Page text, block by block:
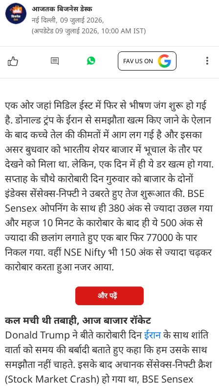
आजतक बिजनेस डेस्क
नई दिल्ली, 09 जुलाई 2026,
(अपडेटेड 09 जुलाई 2026, 10:00 AM IST)
FAV US ON
एक ओर जहां मिडिल ईस्ट में फिर से भीषण जंग शुरू हो गई
है. डोनाल्ड ट्रंप के ईरान से समझौता खत्म किए जाने के ऐलान
के बाद कच्चे तेल की कीमतों में आग लग गई है और इसका
असर बुधवार को भारतीय शेयर बाजार में भूचाल के तौर पर
देखने को मिला था. लेकिन, एक दिन में ही ये डर खत्म हो गया.
सप्ताह के चौथे कारोबारी दिन गुरुवार को बाजार के दोनों
इंडेक्स सेंसेक्स-निफ्टी ने उबरते हुए तेज शुरूआत की. BSE
Sensex ओपनिंग के साथ ही 380 अंक से ज्यादा उछल गया
और महज 10 मिनट के कारोबार के बाद ही ये 500 अंक से
ज्यादा की छलांग लगाते हुए एक बार फिर 77000 के पार
निकल गया. वहीं NSE Nifty भी 150 अंक से ज्यादा चढ़कर
कारोबार करता हुआ नजर आया.
और पढ़ें
कल मची थी तबाही, आज बाजार रॉकेट
Donald Trump ने बीते कारोबारी दिनईरानके साथ शांति
वार्ता को समय की बर्बादी बताते हुए कहा कि हम उसके साथ
समझौता नहीं चाहते. इसके बाद अचानक सेंसेक्स-निफ्टी क्रैश
(Stock Market Crash) हो गया था, BSE Sensex